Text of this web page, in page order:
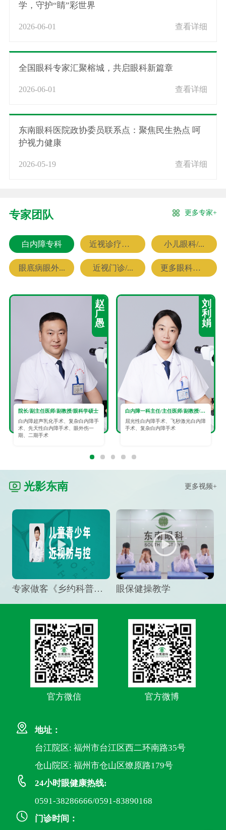
学，守护“睛”彩世界
2026-06-01 查看详细
全国眼科专家汇聚榕城，共启眼科新篇章
2026-06-01 查看详细
东南眼科医院政协委员联系点：聚焦民生热点 呵
护视力健康
2026-05-19 查看详细
专家团队 更多专家+
白内障专科 近视诊疗专科 小儿眼科/...
眼底病眼外... 近视门诊/... 更多眼科专家
赵
广
愚
院长/副主任医师/副教授/眼科学硕士
白内障超声乳化手术、复杂白内障手
术、先天性白内障手术、眼外伤一
期、二期手术
刘
利
娟
白内障一科主任/主任医师/副教授/眼科学硕士
屈光性白内障手术、飞秒激光白内障
手术、复杂白内障手术
光影东南 更多视频+
专家做客《乡约科普》栏目，预防孩子近视竟然这么“简单” 眼保健操教学
官方微信 官方微博
地址：
台江院区: 福州市台江区西二环南路35号
仓山院区: 福州市仓山区燎原路179号
24小时眼健康热线:
0591-38286666/0591-83890168
门诊时间：